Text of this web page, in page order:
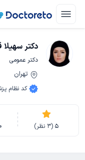
دکتر
دکتر عمومی
تهران
کد نظام
5
(
3 نظر)